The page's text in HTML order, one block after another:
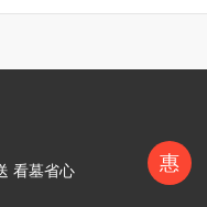
看墓省心
惠